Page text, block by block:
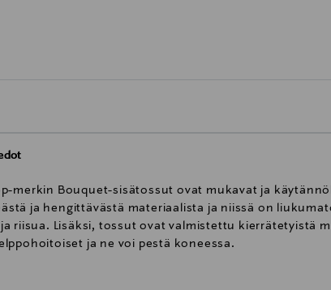
merkin Bouquet-sisätossut ovat mukavat ja
ja hengittävästä materiaalista ja niissä on
riisua. Lisäksi, tossut ovat valmistettu kierrätetyistä
ja ne voi pestä koneessa.